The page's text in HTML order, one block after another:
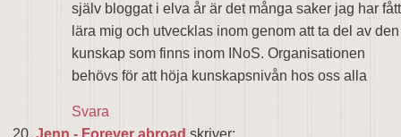
själv bloggat i elva år är det många saker jag har fått
lära mig och utvecklas inom genom att ta del av den
kunskap som finns inom INoS. Organisationen
behövs för att höja kunskapsnivån hos oss alla
Svara
Jenn - Forever abroad skriver: